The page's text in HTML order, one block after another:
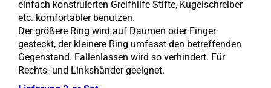
einfach konstruierten Greifhilfe Stifte, Kugelschreiber
etc. komfortabler benutzen.
Der größere Ring wird auf Daumen oder Finger
gesteckt, der kleinere Ring umfasst den betreffenden
Gegenstand. Fallenlassen wird so verhindert. Für
Rechts- und Linkshänder geeignet.